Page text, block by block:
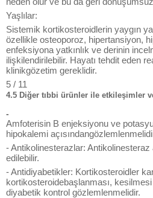
Yaşlılar:
Sistemik kortikosteroidlerin yaygın
özellikle osteoporoz, hipertansiyon,
enfeksiyona yatkınlık ve derinin
ilişkilendirilebilir. Hayatı tehdit eden
klinikgözetim gereklidir.
5 / 11
4.5 Diğer tıbbi ürünler ile etkileşimler
-
Amfoterisin B enjeksiyonu ve
hipokalemi
- Antikolinesterazlar: Antikolinesteraz
edilebilir.
- Antidiyabetikler: Kortikosteroidler
kortikosteroidebaşlanması,
diyabetik kontrol gözlemlenmelidir.